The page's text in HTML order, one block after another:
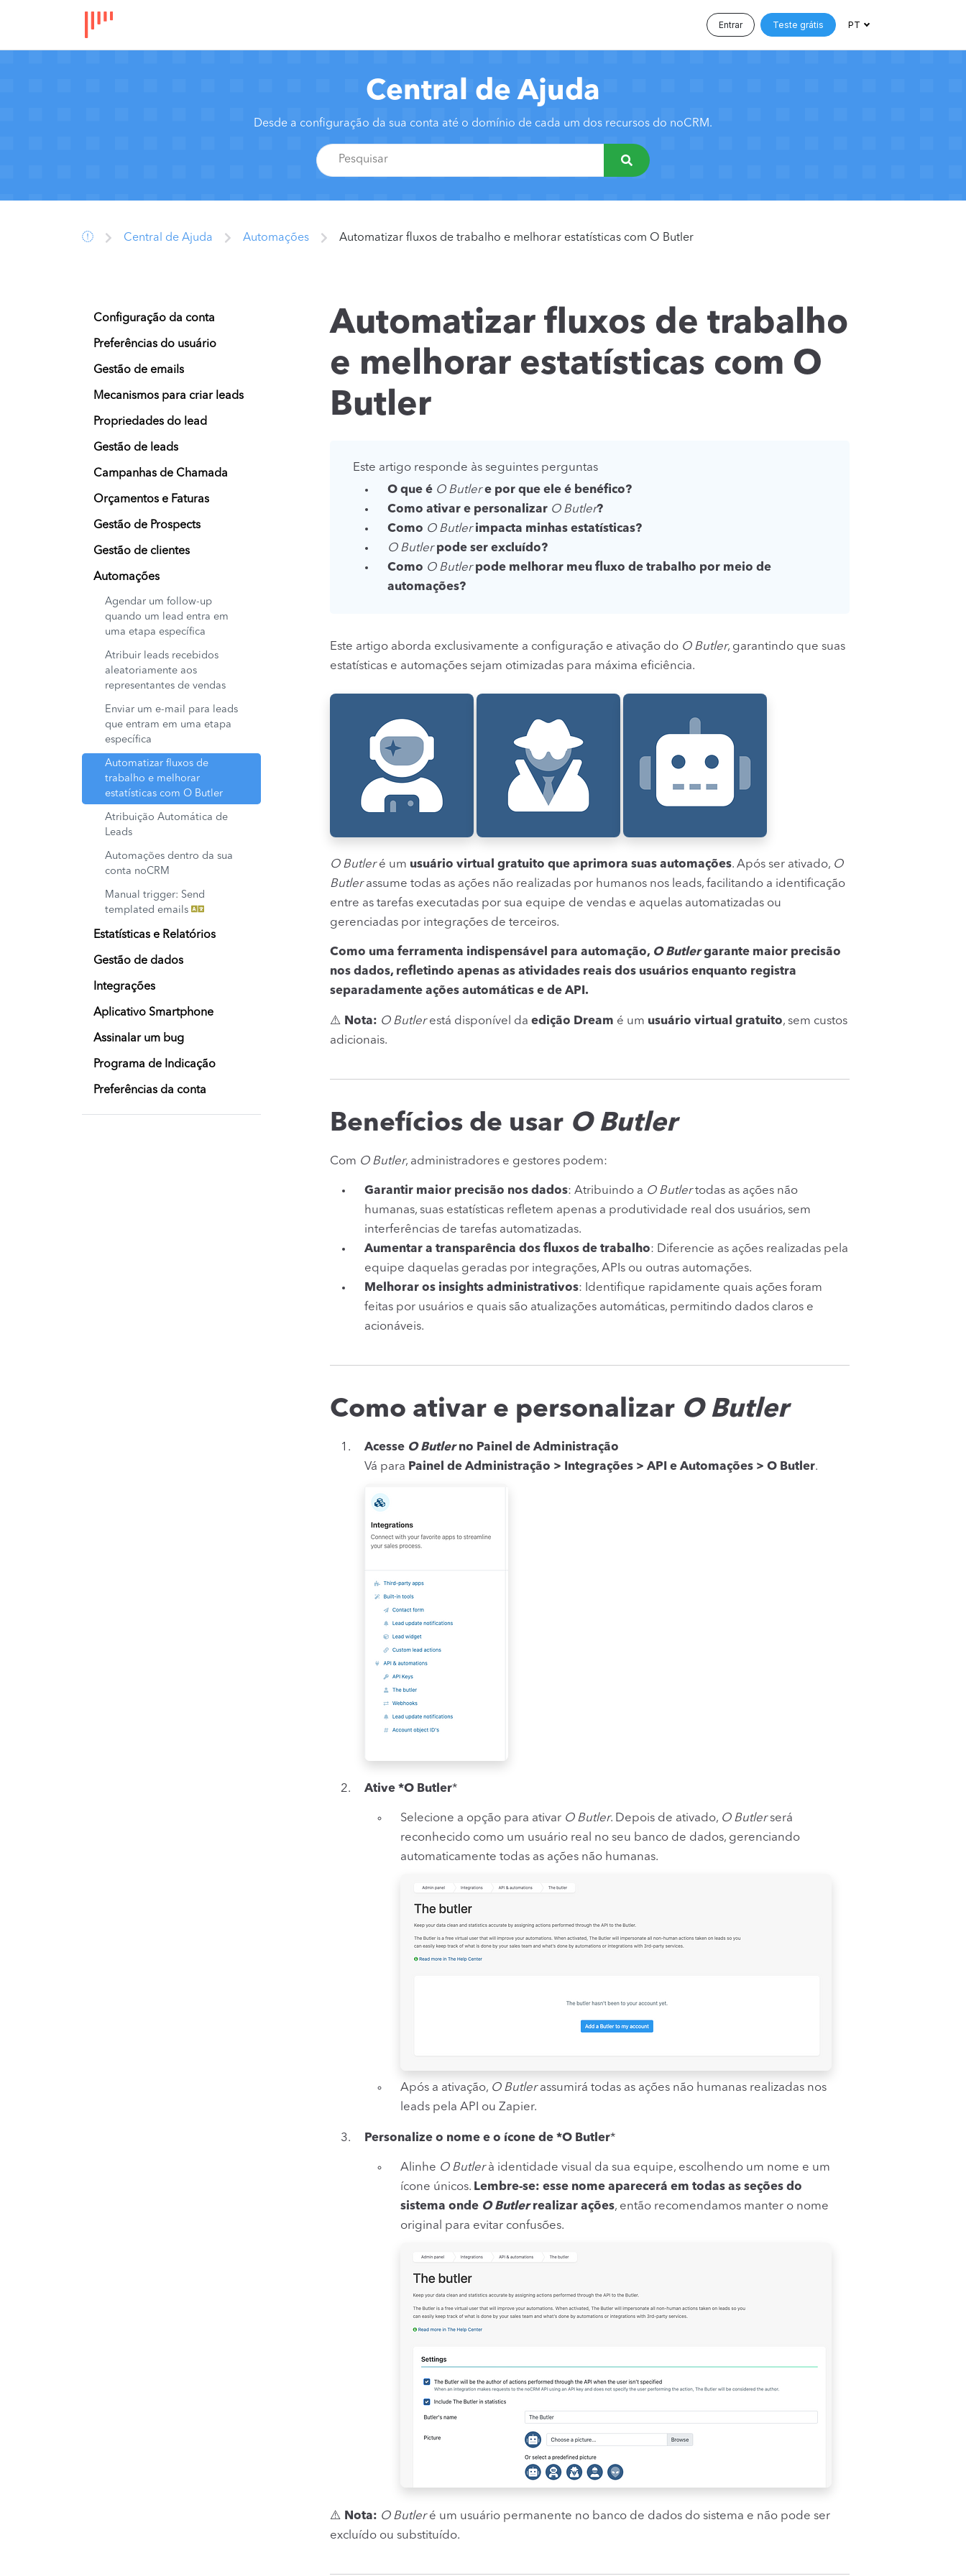
Entrar Teste grátis PT
Central de Ajuda
Desde a configuração da sua conta até o domínio de cada um dos recursos do noCRM.
Central de Ajuda Automações Automatizar fluxos de trabalho e melhorar estatísticas com O Butler
Configuração da conta
Preferências do usuário
Gestão de emails
Mecanismos para criar leads
Propriedades do lead
Gestão de leads
Campanhas de Chamada
Orçamentos e Faturas
Gestão de Prospects
Gestão de clientes
Automações
Agendar um follow-up
quando um lead entra em
uma etapa específica
Atribuir leads recebidos
aleatoriamente aos
representantes de vendas
Enviar um e-mail para leads
que entram em uma etapa
específica
Automatizar fluxos de
trabalho e melhorar
estatísticas com O Butler
Atribuição Automática de
Leads
Automações dentro da sua
conta noCRM
Manual trigger: Send
templated emails
Estatísticas e Relatórios
Gestão de dados
Integrações
Aplicativo Smartphone
Assinalar um bug
Programa de Indicação
Preferências da conta
Automatizar fluxos de trabalho
e melhorar estatísticas com O
Butler
Este artigo responde às seguintes perguntas
O que é O Butlere por que ele é benéfico?
Como ativar e personalizar O Butler?
Como O Butlerimpacta minhas estatísticas?
O Butlerpode ser excluído?
Como O Butlerpode melhorar meu fluxo de trabalho por meio de
automações?
Este artigo aborda exclusivamente a configuração e ativação do O Butler, garantindo que suas
estatísticas e automações sejam otimizadas para máxima eficiência.
O Butleré um usuário virtual gratuito que aprimora suas automações. Após ser ativado, O
Butlerassume todas as ações não realizadas por humanos nos leads, facilitando a identificação
entre as tarefas executadas por sua equipe de vendas e aquelas automatizadas ou
gerenciadas por integrações de terceiros.
Como uma ferramenta indispensável para automação, O Butlergarante maior precisão
nos dados, refletindo apenas as atividades reais dos usuários enquanto registra
separadamente ações automáticas e de API.
⚠️ Nota: O Butlerestá disponível da edição Dream é um usuário virtual gratuito, sem custos
adicionais.
Benefícios de usar O Butler
Com O Butler, administradores e gestores podem:
Garantir maior precisão nos dados: Atribuindo a O Butlertodas as ações não
humanas, suas estatísticas refletem apenas a produtividade real dos usuários, sem
interferências de tarefas automatizadas.
Aumentar a transparência dos fluxos de trabalho: Diferencie as ações realizadas pela
equipe daquelas geradas por integrações, APIs ou outras automações.
Melhorar os insights administrativos: Identifique rapidamente quais ações foram
feitas por usuários e quais são atualizações automáticas, permitindo dados claros e
acionáveis.
Como ativar e personalizar O Butler
Acesse O Butlerno Painel de Administração
Vá para Painel de Administração > Integrações > API e Automações > O Butler.
Ative *O Butler*
Selecione a opção para ativar O Butler. Depois de ativado, O Butlerserá
reconhecido como um usuário real no seu banco de dados, gerenciando
automaticamente todas as ações não humanas.
Após a ativação, O Butlerassumirá todas as ações não humanas realizadas nos
leads pela API ou Zapier.
Personalize o nome e o ícone de *O Butler*
Alinhe O Butlerà identidade visual da sua equipe, escolhendo um nome e um
ícone únicos. Lembre-se: esse nome aparecerá em todas as seções do
sistema onde O Butlerrealizar ações, então recomendamos manter o nome
original para evitar confusões.
⚠️ Nota: O Butleré um usuário permanente no banco de dados do sistema e não pode ser
excluído ou substituído.